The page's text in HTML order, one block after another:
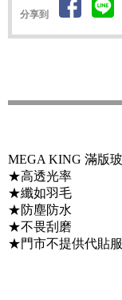
分享到
MEGA KING 滿版
★高透光率
★纖如羽毛
★防塵防水
★不畏刮磨
★門市不提供代貼